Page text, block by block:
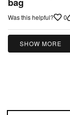
Was this helpful? 0
SHOW MORE